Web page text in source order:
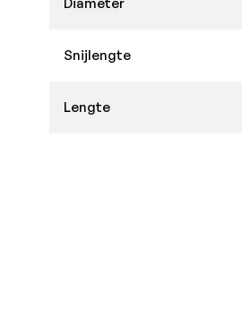
•Staal < 1.400 N/mm²: 10
Snijlengte
Lengte